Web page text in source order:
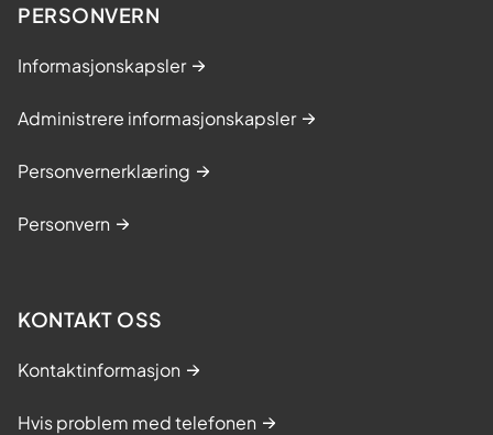
PERSONVERN
Informasjonskapsler
Administrere informasjonskapsler
Personvernerklæring
Personvern
KONTAKT OSS
Kontaktinformasjon
Hvis problem med telefonen